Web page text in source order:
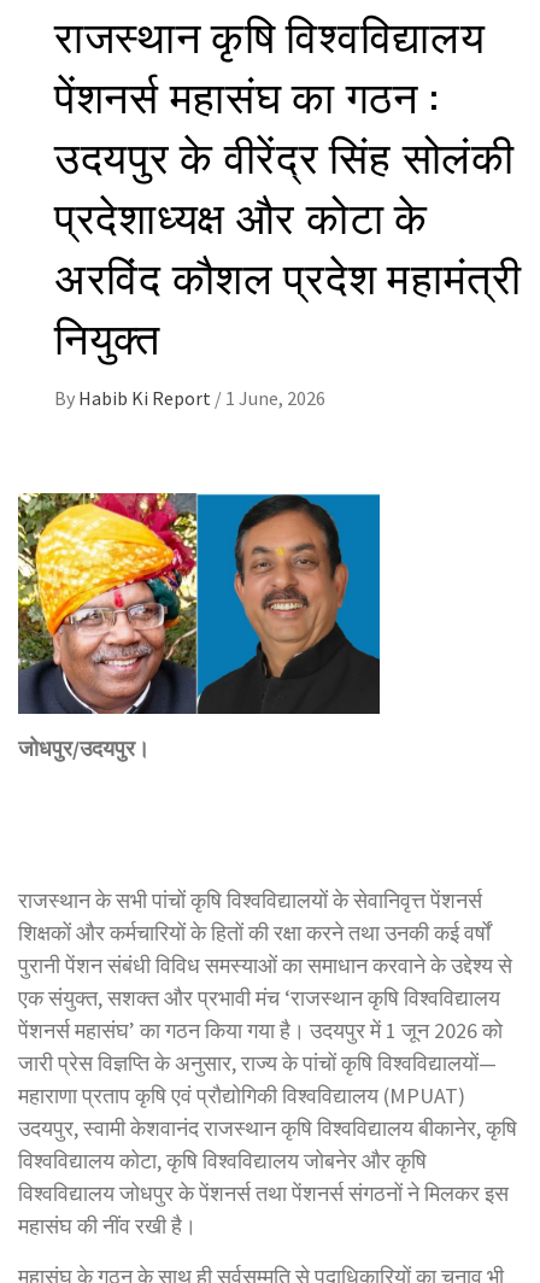
राजस्थान कृषि विश्वविद्यालय
पेंशनर्स महासंघ का गठन :
उदयपुर के वीरेंद्र सिंह सोलंकी
प्रदेशाध्यक्ष और कोटा के
अरविंद कौशल प्रदेश महामंत्री
नियुक्त
By Habib Ki Report / 1 June, 2026
जोधपुर/उदयपुर।
राजस्थान के सभी पांचों कृषि विश्वविद्यालयों के सेवानिवृत्त पेंशनर्स
शिक्षकों और कर्मचारियों के हितों की रक्षा करने तथा उनकी कई वर्षों
पुरानी पेंशन संबंधी विविध समस्याओं का समाधान करवाने के उद्देश्य से
एक संयुक्त, सशक्त और प्रभावी मंच ‘राजस्थान कृषि विश्वविद्यालय
पेंशनर्स महासंघ’ का गठन किया गया है। उदयपुर में 1 जून 2026 को
जारी प्रेस विज्ञप्ति के अनुसार, राज्य के पांचों कृषि विश्वविद्यालयों—
महाराणा प्रताप कृषि एवं प्रौद्योगिकी विश्वविद्यालय (MPUAT)
उदयपुर, स्वामी केशवानंद राजस्थान कृषि विश्वविद्यालय बीकानेर, कृषि
विश्वविद्यालय कोटा, कृषि विश्वविद्यालय जोबनेर और कृषि
विश्वविद्यालय जोधपुर के पेंशनर्स तथा पेंशनर्स संगठनों ने मिलकर इस
महासंघ की नींव रखी है।
महासंघ के गठन के साथ ही सर्वसम्मति से पदाधिकारियों का चुनाव भी